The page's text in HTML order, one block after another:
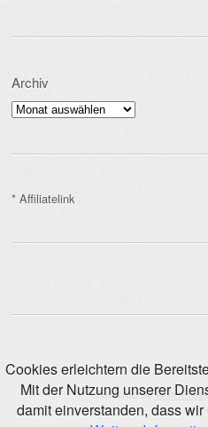
Archiv
Archiv
* Affiliatelink
Powered byWordPress
Cookies erleichtern die
Mit der Nutzung unserer
damit einverstanden, dass